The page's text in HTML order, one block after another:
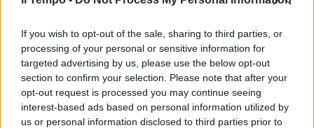
If you wish to opt-out of the sale, sharing to third parties, or
processing of your personal or sensitive information for
targeted advertising by us, please use the below opt-out
section to confirm your selection. Please note that after your
opt-out request is processed you may continue seeing
interest-based ads based on personal information utilized by
us or personal information disclosed to third parties prior to